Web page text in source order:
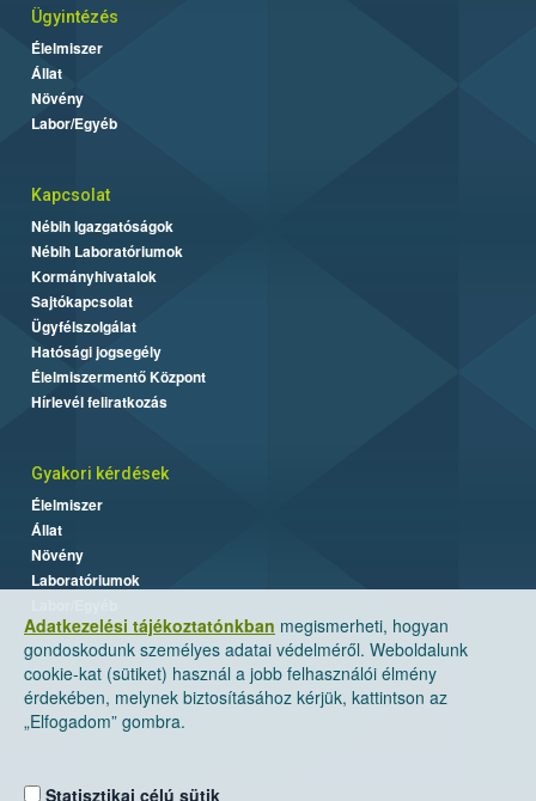
Adatkezelési tájékoztatónkban megismerheti, hogyan
gondoskodunk személyes adatai védelméről. Weboldalunk
cookie-kat (sütiket) használ a jobb felhasználói élmény
érdekében, melynek biztosításához kérjük, kattintson az
„Elfogadom” gombra.
Statisztikai célú sütik
Ügyintézés
Élelmiszer
Állat
Növény
Labor/Egyéb
Kapcsolat
Nébih Igazgatóságok
Nébih Laboratóriumok
Kormányhivatalok
Sajtókapcsolat
Ügyfélszolgálat
Hatósági jogsegély
Élelmiszermentő Központ
Hírlevél feliratkozás
Gyakori kérdések
Élelmiszer
Állat
Növény
Laboratóriumok